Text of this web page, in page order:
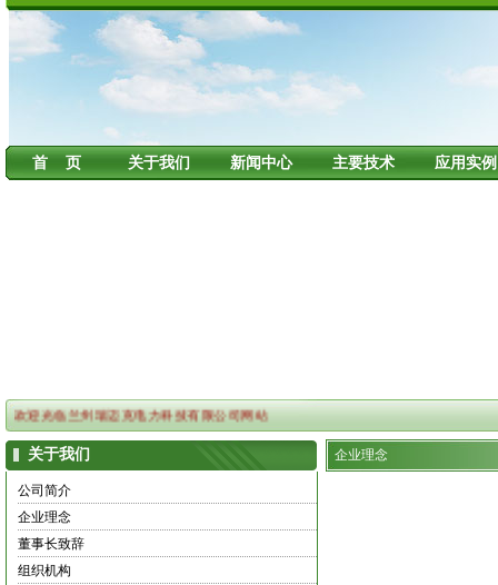
首 页 关于我们 新闻中心 主要技术 应用实例
欢迎光临兰州瑞迈克电力科技有限公司网站
关于我们
公司简介
企业理念
董事长致辞
组织机构
企业理念